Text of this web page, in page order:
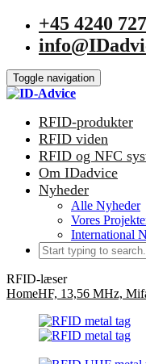
+45 4240
Toggle navigation
RFID-produkter
RFID viden
RFID og NFC
Om IDadvice
Nyheder
Alle Nyheder
Vores
International
RFID-læser
HomeHF, 13,56 MHz,